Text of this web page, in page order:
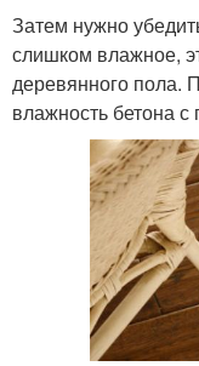
Затем нужно
слишком влажное,
деревянного пола.
влажность бетона